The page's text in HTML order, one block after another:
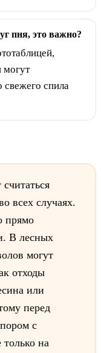
пня, это важно?
могут
свежего спила
всех случаях.
прямо
В лесных
могут
отходы
или
перед
с
только на